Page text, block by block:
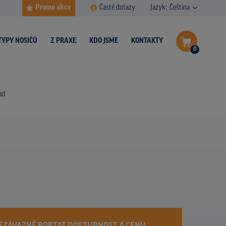
Promo akce Časté dotazy Jazyk: Čeština
0
NOSIČŮ Z PRAXE KDO JSME KONTAKTY